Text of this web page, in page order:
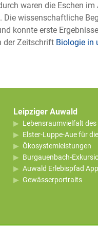
waren die Eschen
Die wissenschaftliche
konnte erste
der Zeitschrift Biologie in
Leipziger Auwald
Lebensraumvielfalt
Elster-Luppe-Aue für
Ökosystemleistungen
Burgauenbach-
Auwald Erlebispfad App
Gewässerportraits